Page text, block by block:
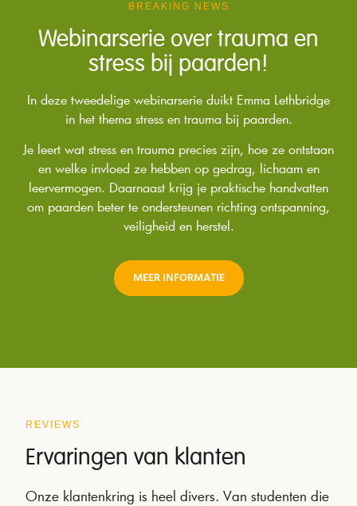
BREAKING NEWS
Webinarserie over trauma en
stress bij paarden!
In deze tweedelige webinarserie duikt Emma Lethbridge
in het thema stress en trauma bij paarden.
Je leert wat stress en trauma precies zijn, hoe ze ontstaan
en welke invloed ze hebben op gedrag, lichaam en
leervermogen. Daarnaast krijg je praktische handvatten
om paarden beter te ondersteunen richting ontspanning,
veiligheid en herstel.
MEER INFORMATIE
REVIEWS
Ervaringen van klanten
Onze klantenkring is heel divers. Van studenten die